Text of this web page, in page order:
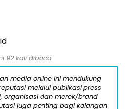
92 kali dibaca
media online ini mendukung
melalui publikasi press
organisasi dan merek/brand
juga penting bagi kalangan